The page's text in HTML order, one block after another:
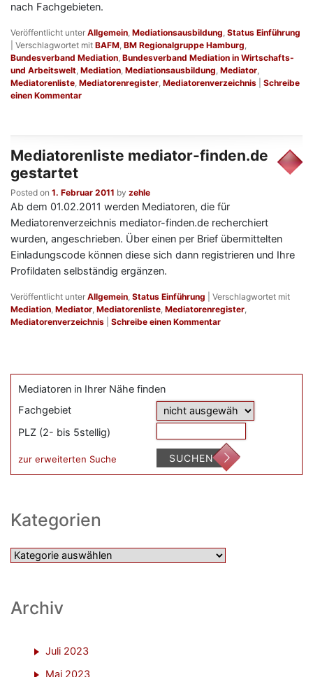
nach Fachgebieten.
Veröffentlicht unter Allgemein, Mediationsausbildung, Status Einführung
Verschlagwortet mit BAFM, BM Regionalgruppe Hamburg,
Bundesverband Mediation, Bundesverband Mediation in Wirtschafts-
und Arbeitswelt, Mediation, Mediationsausbildung, Mediator,
Mediatorenliste, Mediatorenregister, Mediatorenverzeichnis
Schreibe
einen Kommentar
Mediatorenliste mediator-finden.de
gestartet
Posted on 1. Februar 2011 by zehle
Ab dem 01.02.2011 werden Mediatoren, die für
Mediatorenverzeichnis mediator-finden.de recherchiert
wurden, angeschrieben. Über einen per Brief übermittelten
Einladungscode können diese sich dann registrieren und Ihre
Profildaten selbständig ergänzen.
Veröffentlicht unter Allgemein Status Einführung
Verschlagwortet mit
Mediation Mediator Mediatorenliste Mediatorenregister
Mediatorenverzeichnis
Schreibe einen Kommentar
Mediatoren in Ihrer Nähe finden
Fachgebiet
PLZ (2- bis 5stellig)
zur erweiterten Suche SUCHEN
Kategorien
Kategorien
Archiv
Juli 2023
Mai 2023